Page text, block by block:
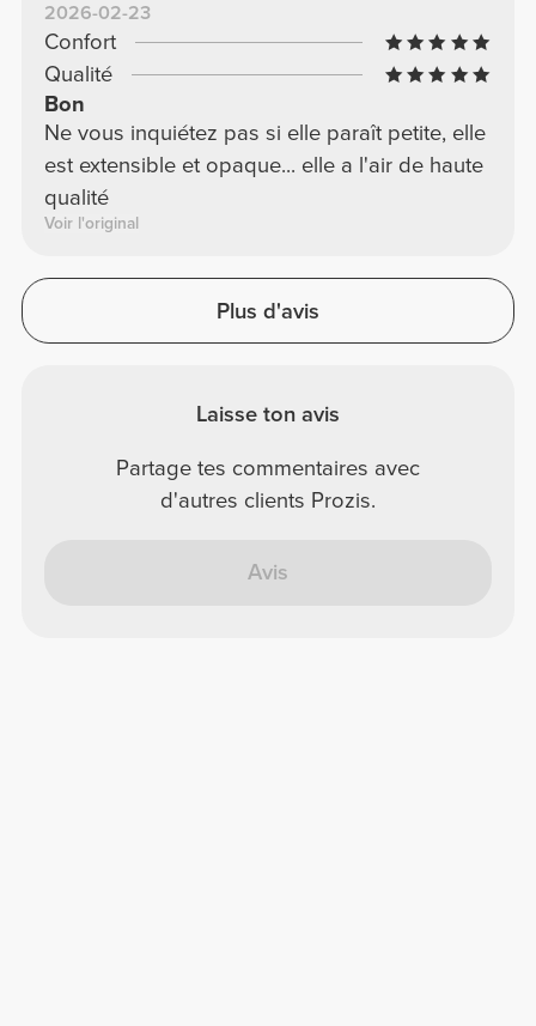
2026-02-23
Confort
Qualité
Bon
Ne vous inquiétez pas si elle paraît petite, elle
est extensible et opaque... elle a l'air de haute
qualité
Voir l'original
Plus d'avis
Laisse ton avis
Partage tes commentaires avec
d'autres clients Prozis.
Avis